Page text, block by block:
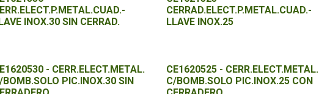
INOX.30 SIN CERRAD.
CERRAD.ELECT.P.METAL.CUAD.-
LLAVE INOX.25
- CERR.ELECT.METAL.
BOMB.SOLO PIC.INOX.30 SIN
CE1620525 - CERR.ELECT.METAL.
C/BOMB.SOLO PIC.INOX.25 CON